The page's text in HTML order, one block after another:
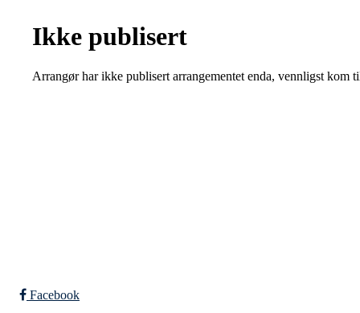
Ikke publisert
Arrangør har ikke publisert arrangementet enda, vennligst kom
Facebook